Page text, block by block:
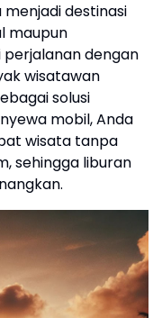
menjadi destinasi
maupun
dengan
wisatawan
solusi
mobil, Anda
wisata tanpa
sehingga liburan